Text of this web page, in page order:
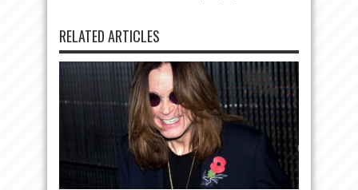
RELATED ARTICLES